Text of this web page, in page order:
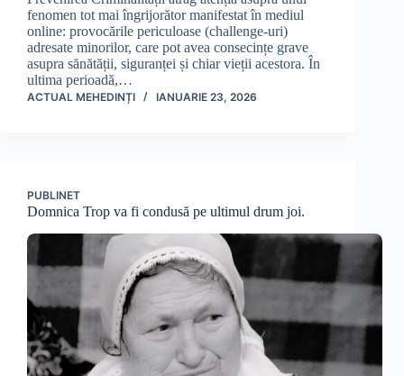
fenomen tot mai îngrijorător manifestat în mediul
online: provocările periculoase (challenge-uri)
adresate minorilor, care pot avea consecințe grave
asupra sănătății, siguranței și chiar vieții acestora. În
ultima perioadă,…
ACTUAL MEHEDINȚI IANUARIE 23, 2026
PUBLINET
Domnica Trop va fi condusă pe ultimul drum joi.